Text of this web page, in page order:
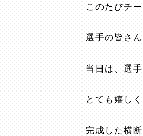
このたびチ
選手の皆さ
当日は、選
とても嬉し
完成した横